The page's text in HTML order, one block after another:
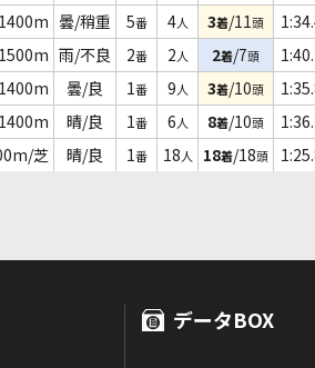
1400m 曇/稍重 5番 4人 3着/11頭
1500m 雨/不良 2番 2人 2着/7頭
1400m 曇/良 1番 9人 3着/10頭
1400m 晴/良 1番 6人 8着/10頭
芝 晴/良 1番 18人 18着/18頭
データBOX